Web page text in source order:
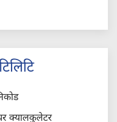
क्यालकुलेटर